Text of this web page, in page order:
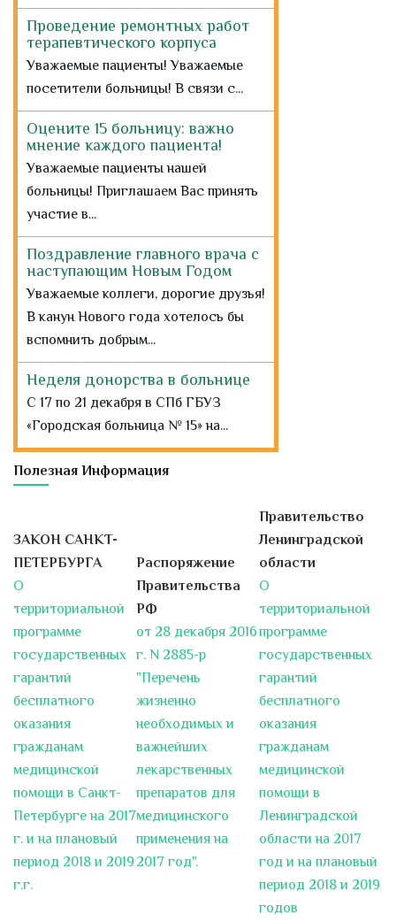
Проведение ремонтных работ
терапевтического корпуса
Уважаемые пациенты! Уважаемые
посетители больницы! В связи с...
Оцените 15 больницу: важно
мнение каждого пациента!
Уважаемые пациенты нашей
больницы! Приглашаем Вас принять
участие в...
Поздравление главного врача с
наступающим Новым Годом
Уважаемые коллеги, дорогие друзья!
В канун Нового года хотелось бы
вспомнить добрым...
Неделя донорства в больнице
С 17 по 21 декабря в СПб ГБУЗ
«Городская больница № 15» на...
На 6-м отделении челюстно-
лицевой хирургии городской
операции по реконструкции
челюстей с применением
специальных устройств,
действующих по принципу
аппарата Елизарова.
В России метод восстановления
челюстей с применением...
От обычной больницы к
современной клинике
Акция «Профилактика online»
17.12.2018 г. - 31.12.2018 г.
Уважаемые пациенты! Приглашаем
Вас принять участие в акции...
О донорстве заведующий
отделением переливания крови
СПб ГБУЗ "Городская больница
Полезная Информация
ЗАКОН САНКТ-
ПЕТЕРБУРГА
О
территориальной
программе
государственных
гарантий
бесплатного
оказания
гражданам
медицинской
помощи в Санкт-
Петербурге на 2017
г. и на плановый
период 2018 и 2019
г.г.
Распоряжение
Правительства
РФ
от 28 декабря 2016
г. N 2885-р
"Перечень
жизненно
необходимых и
важнейших
лекарственных
препаратов для
медицинского
применения на
2017 год".
Правительство
Ленинградской
области
О
территориальной
программе
государственных
гарантий
бесплатного
оказания
гражданам
медицинской
помощи в
Ленинградской
области на 2017
год и на плановый
период 2018 и 2019
годов